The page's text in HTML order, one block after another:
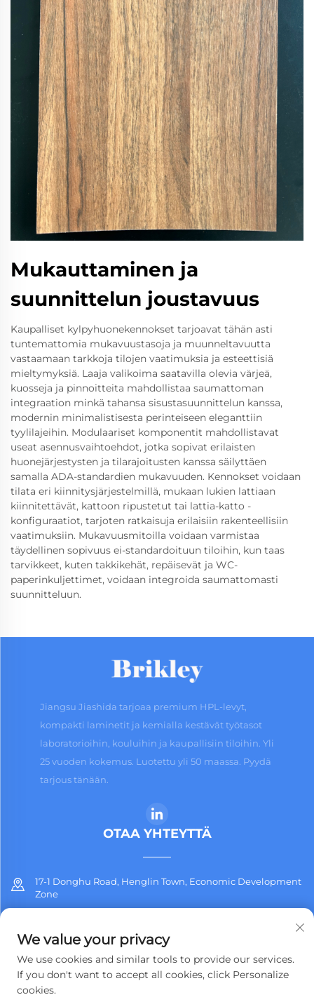
Mukauttaminen ja
suunnittelun joustavuus
Kaupalliset kylpyhuonekennokset tarjoavat tähän asti
tuntemattomia mukavuustasoja ja muunneltavuutta
vastaamaan tarkkoja tilojen vaatimuksia ja esteettisiä
mieltymyksiä. Laaja valikoima saatavilla olevia värjeä,
kuosseja ja pinnoitteita mahdollistaa saumattoman
integraation minkä tahansa sisustasuunnittelun kanssa,
modernin minimalistisesta perinteiseen eleganttiin
tyylilajeihin. Modulaariset komponentit mahdollistavat
useat asennusvaihtoehdot, jotka sopivat erilaisten
huonejärjestysten ja tilarajoitusten kanssa säilyttäen
samalla ADA-standardien mukavuuden. Kennokset voidaan
tilata eri kiinnitysjärjestelmillä, mukaan lukien lattiaan
kiinnitettävät, kattoon ripustetut tai lattia-katto -
konfiguraatiot, tarjoten ratkaisuja erilaisiin rakenteellisiin
vaatimuksiin. Mukavuusmitoilla voidaan varmistaa
täydellinen sopivuus ei-standardoituun tiloihin, kun taas
tarvikkeet, kuten takkikehät, repäisevät ja WC-
paperinkuljettimet, voidaan integroida saumattomasti
suunnitteluun.
Jiangsu Jiashida tarjoaa premium HPL-levyt,
kompakti laminetit ja kemialla kestävät työtasot
laboratorioihin, kouluihin ja kaupallisiin tiloihin. Yli
25 vuoden kokemus. Luotettu yli 50 maassa. Pyydä
tarjous tänään.
OTAA YHTEYTTÄ
17-1 Donghu Road, Henglin Town, Economic Development
Zone
[email protected]
We value your privacy
We use cookies and similar tools to provide our services.
If you don't want to accept all cookies, click Personalize
cookies.